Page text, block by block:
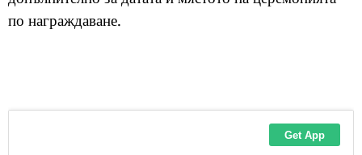
по награждаване.